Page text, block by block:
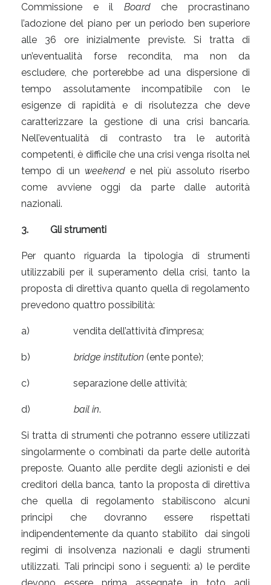
Commissione e il Boardche procrastinano
l’adozione del piano per un periodo ben superiore
alle 36 ore inizialmente previste. Si tratta di
un’eventualità forse recondita, ma non da
escludere, che porterebbe ad una dispersione di
tempo assolutamente incompatibile con le
esigenze di rapidità e di risolutezza che deve
caratterizzare la gestione di una crisi bancaria.
Nell’eventualità di contrasto tra le autorità
competenti, è difficile che una crisi venga risolta nel
tempo di un weekende nel più assoluto riserbo
come avviene oggi da parte dalle autorità
nazionali.
3. Gli strumenti
Per quanto riguarda la tipologia di strumenti
utilizzabili per il superamento della crisi, tanto la
proposta di direttiva quanto quella di regolamento
prevedono quattro possibilità:
a) vendita dell’attività d’impresa;
b) bridge institution (ente ponte);
c) separazione delle attività;
d) bail in.
Si tratta di strumenti che potranno essere utilizzati
singolarmente o combinati da parte delle autorità
preposte. Quanto alle perdite degli azionisti e dei
creditori della banca, tanto la proposta di direttiva
che quella di regolamento stabiliscono alcuni
principi che dovranno essere rispettati
indipendentemente da quanto stabilito dai singoli
regimi di insolvenza nazionali e dagli strumenti
utilizzati. Tali principi sono i seguenti: a) le perdite